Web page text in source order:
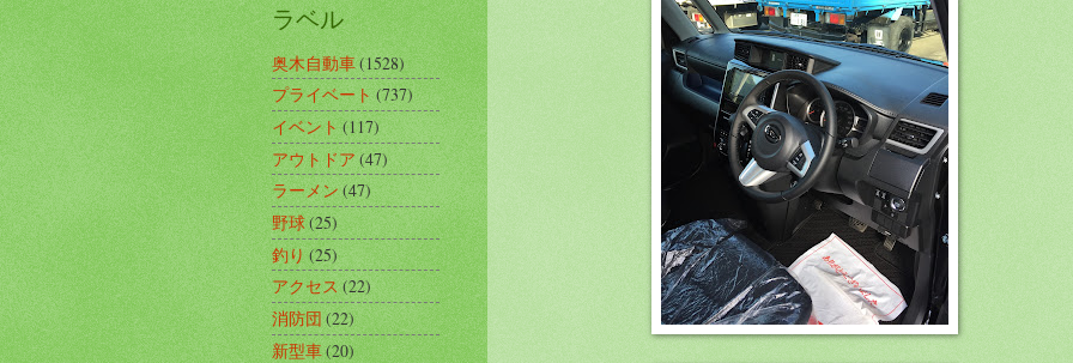
ラベル
奥木自動車(1528)
プライベート(737)
イベント(117)
アウトドア(47)
ラーメン(47)
野球(25)
釣り(25)
アクセス(22)
消防団(22)
新型車(20)